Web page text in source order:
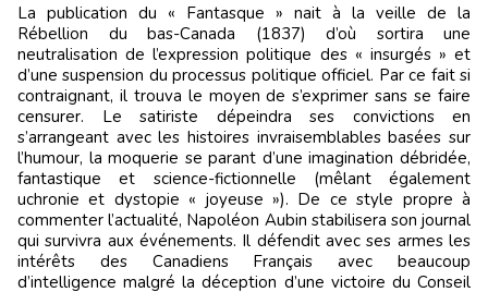
La publication du « Fantasque » nait à la veille de la
Rébellion du bas-Canada (1837) d’où sortira une
neutralisation de l’expression politique des « insurgés » et
d’une suspension du processus politique officiel. Par ce fait si
contraignant, il trouva le moyen de s’exprimer sans se faire
censurer. Le satiriste dépeindra ses convictions en
s’arrangeant avec les histoires invraisemblables basées sur
l’humour, la moquerie se parant d’une imagination débridée,
fantastique et science-fictionnelle (mêlant également
uchronie et dystopie « joyeuse »). De ce style propre à
commenter l’actualité, Napoléon Aubin stabilisera son journal
qui survivra aux événements. Il défendit avec ses armes les
intérêts des Canadiens Français avec beaucoup
d’intelligence malgré la déception d’une victoire du Conseil